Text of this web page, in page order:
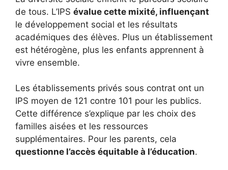
de tous. L’IPS évalue cette mixité, influençant
le développement social et les résultats
académiques des élèves. Plus un établissement
est hétérogène, plus les enfants apprennent à
vivre ensemble.
Les établissements privés sous contrat ont un
IPS moyen de 121 contre 101 pour les publics.
Cette différence s’explique par les choix des
familles aisées et les ressources
supplémentaires. Pour les parents, cela
questionne l’accès équitable à l’éducation.